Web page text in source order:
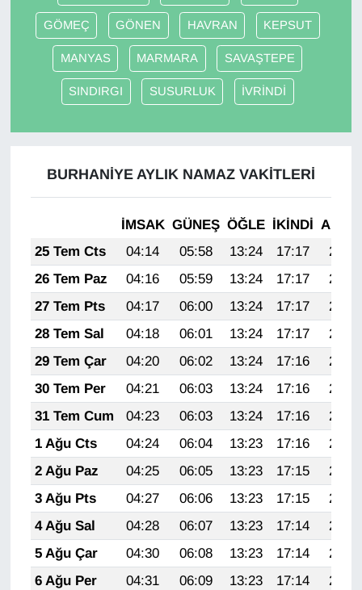
GÖMEÇ GÖNEN HAVRAN KEPSUT
MANYAS MARMARA SAVAŞTEPE
SINDIRGI SUSURLUK İVRİNDİ
BURHANİYE AYLIK NAMAZ VAKITLERI
İMSAK GÜNEŞ ÖĞLE İKINDI
25 Tem Cts
04:14 05:58 13:24 17:17
20:39
26 Tem Paz
04:16 05:59 13:24 17:17
20:38
27 Tem Pts
04:17 06:00 13:24 17:17
20:37
28 Tem Sal
04:18 06:01 13:24 17:17
20:37
29 Tem Çar
04:20 06:02 13:24 17:16
20:36
30 Tem Per
04:21 06:03 13:24 17:16
20:35
31 Tem Cum
04:23 06:03 13:24 17:16
20:34
1 Ağu Cts
04:24 06:04 13:23 17:16
20:33
2 Ağu Paz
04:25 06:05 13:23 17:15
20:32
3 Ağu Pts
04:27 06:06 13:23 17:15
20:31
4 Ağu Sal
04:28 06:07 13:23 17:14
20:29
5 Ağu Çar
04:30 06:08 13:23 17:14
20:28
6 Ağu Per
04:31 06:09 13:23 17:14
20:27
İngilizce
Kadın
Kamu Alımları
MAGAZİN
MEDYA
ONE EKONOMİ
POLİTİKA
Resmi İlanlar
RÖPORTAJ
SAĞLIK
Seri İlan